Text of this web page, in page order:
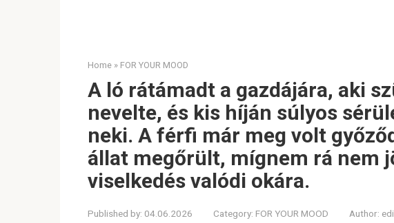
Home » FOR YOUR MOOD
A ló rátámadt a gazdájára, aki
nevelte, és kis híján súlyos
neki. A férfi már meg volt
állat megőrült, mígnem rá nem
viselkedés valódi okára.
Published by: 04.06.2026 Category: FOR YOUR MOOD Author: